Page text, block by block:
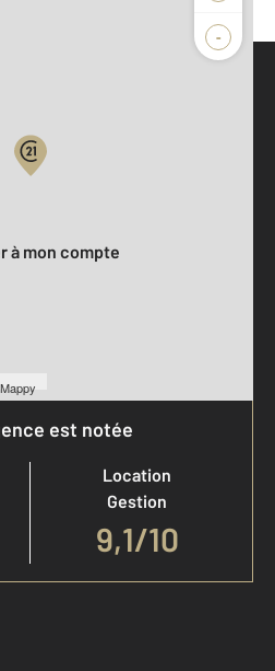
-
Mappy
à mon compte
est notée
Location
Gestion
9,1/10